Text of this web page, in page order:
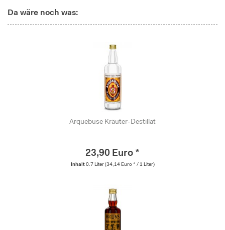
Da wäre noch was:
Arquebuse Kräuter-Destillat
23,90 Euro *
Inhalt 0.7 Liter (34,14 Euro * / 1 Liter)